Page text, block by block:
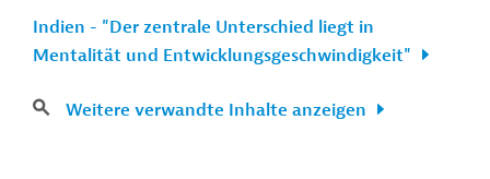
Indien - "Der zentrale Unterschied liegt in
Mentalität und Entwicklungsgeschwindigkeit"
Weitere verwandte Inhalte anzeigen